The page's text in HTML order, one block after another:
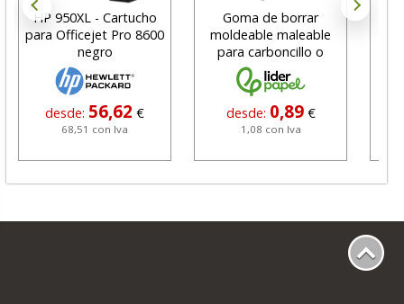
HP 950XL - Cartucho
para Officejet Pro 8600
negro
desde: 56,62 €
68,51 con Iva
Goma de borrar
moldeable maleable
para carboncillo o
grafito
desde: 0,89 €
1,08 con Iva